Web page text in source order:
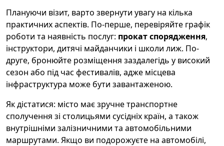
Плануючи візит, варто звернути увагу на кілька
практичних аспектів. По-перше, перевіряйте графік
роботи та наявність послуг: прокат спорядження,
інструктори, дитячі майданчики і школи лиж. По-
друге, бронюйте розміщення заздалегідь у високий
сезон або під час фестивалів, адже місцева
інфраструктура може бути завантаженою.
Як дістатися: місто має зручне транспортне
сполучення зі столицьями сусідніх країн, а також
внутрішніми залізничними та автомобільними
маршрутами. Якщо ви подорожуєте на автомобілі,